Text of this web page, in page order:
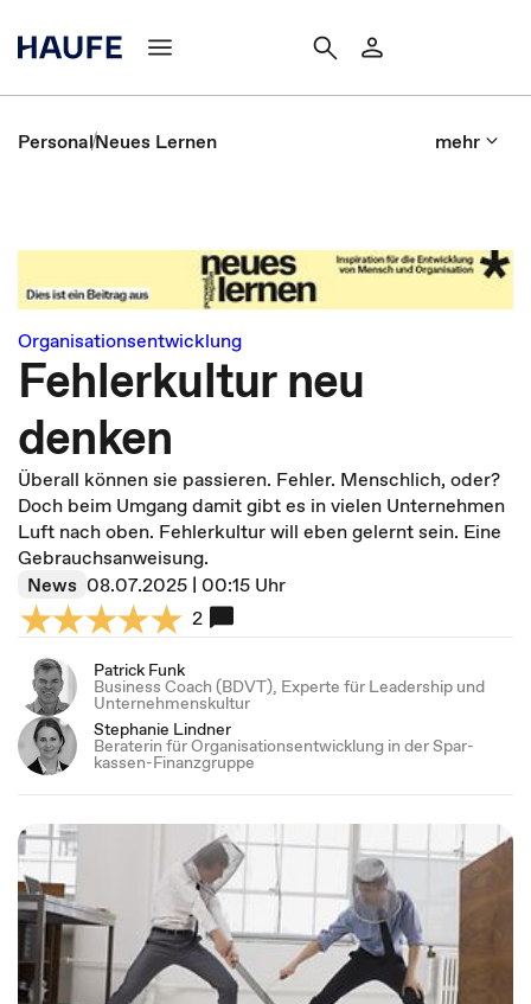
PersonalNeues Lernen mehr
Organisationsentwicklung
Fehlerkultur neu
denken
Überall können sie passieren. Fehler. Menschlich, oder?
Doch beim Um­gang damit gibt es in vielen Unter­nehmen
Luft nach oben. Fehler­kultur will eben ge­lernt sein. Eine
Gebrauchs­anweisung.
News 08.07.2025 | 00:15 Uhr
2
Patrick Funk
Business Coach (BDVT), Experte für Leader­ship und
Unter­neh­mens­­kultur­
Stephanie Lindner
Be­­raterin für Organisa­tions­ent­wick­lung in der Spar­
kassen-Finanz­gruppe